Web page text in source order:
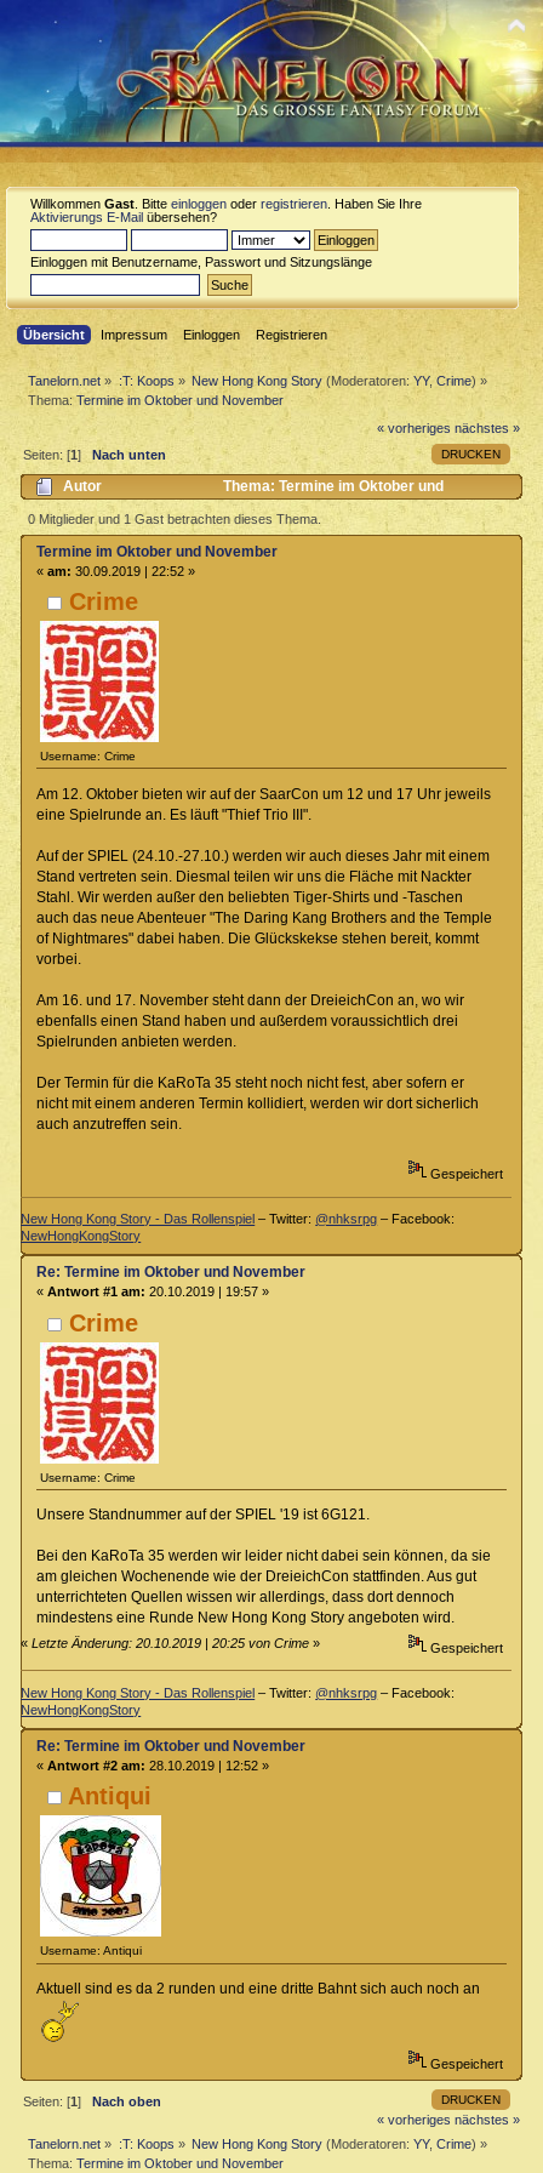
Willkommen Gast . Bitte einloggen oder registrieren . Haben Sie Ihre
Aktivierungs E-Mail übersehen?
Einloggen mit Benutzername, Passwort und Sitzungslänge
Übersicht Impressum Einloggen Registrieren
Tanelorn.net » :T: Koops » New Hong Kong Story (Moderatoren:YY,Crime) »
Thema:Termine im Oktober und November
« vorheriges nächstes »
DRUCKEN
Seiten: [1] Nach unten
Autor
Thema: Termine im Oktober und
November (Gelesen 2623 mal)
0 Mitglieder und 1 Gast betrachten dieses Thema.
Crime
Username: Crime
Termine im Oktober und November
« am: 30.09.2019 | 22:52 »
Am 12. Oktober bieten wir auf der SaarCon um 12 und 17 Uhr jeweils
eine Spielrunde an. Es läuft "Thief Trio III".
Auf der SPIEL (24.10.-27.10.) werden wir auch dieses Jahr mit einem
Stand vertreten sein. Diesmal teilen wir uns die Fläche mit Nackter
Stahl. Wir werden außer den beliebten Tiger-Shirts und -Taschen
auch das neue Abenteuer "The Daring Kang Brothers and the Temple
of Nightmares" dabei haben. Die Glückskekse stehen bereit, kommt
vorbei.
Am 16. und 17. November steht dann der DreieichCon an, wo wir
ebenfalls einen Stand haben und außerdem voraussichtlich drei
Spielrunden anbieten werden.
Der Termin für die KaRoTa 35 steht noch nicht fest, aber sofern er
nicht mit einem anderen Termin kollidiert, werden wir dort sicherlich
auch anzutreffen sein.
Gespeichert
New Hong Kong Story - Das Rollenspiel – Twitter: @nhksrpg – Facebook:
NewHongKongStory
Crime
Username: Crime
Re: Termine im Oktober und November
« Antwort #1 am: 20.10.2019 | 19:57 »
Unsere Standnummer auf der SPIEL '19 ist 6G121.
Bei den KaRoTa 35 werden wir leider nicht dabei sein können, da sie
am gleichen Wochenende wie der DreieichCon stattfinden. Aus gut
unterrichteten Quellen wissen wir allerdings, dass dort dennoch
mindestens eine Runde New Hong Kong Story angeboten wird.
«Letzte Änderung: 20.10.2019 | 20:25 von Crime » Gespeichert
New Hong Kong Story - Das Rollenspiel – Twitter: @nhksrpg – Facebook:
NewHongKongStory
Antiqui
Username: Antiqui
Re: Termine im Oktober und November
« Antwort #2 am: 28.10.2019 | 12:52 »
Aktuell sind es da 2 runden und eine dritte Bahnt sich auch noch an
Gespeichert
DRUCKEN
Seiten: [1]Nach oben
« vorheriges nächstes »
Tanelorn.net » :T: Koops » New Hong Kong Story (Moderatoren:YY,Crime) »
Thema:Termine im Oktober und November